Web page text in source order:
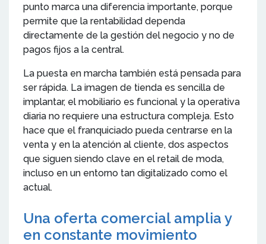
punto marca una diferencia importante, porque
permite que la rentabilidad dependa
directamente de la gestión del negocio y no de
pagos fijos a la central.
La puesta en marcha también está pensada para
ser rápida. La imagen de tienda es sencilla de
implantar, el mobiliario es funcional y la operativa
diaria no requiere una estructura compleja. Esto
hace que el franquiciado pueda centrarse en la
venta y en la atención al cliente, dos aspectos
que siguen siendo clave en el retail de moda,
incluso en un entorno tan digitalizado como el
actual.
Una oferta comercial amplia y
en constante movimiento